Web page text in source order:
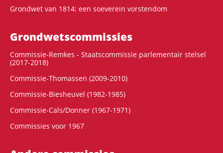
Grondwet van 1814: een soeverein vorstendom
Grondwets­commissies
Commissie-Remkes - Staatscommissie parlementair stelsel
(2017-2018)
Commissie-Thomassen (2009-2010)
Commissie-Biesheuvel (1982-1985)
Commissie-Cals/Donner (1967-1971)
Commissies voor 1967